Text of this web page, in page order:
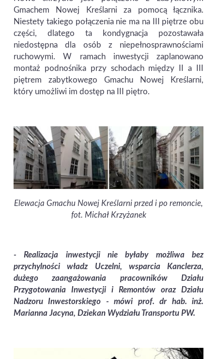
Gmachem Nowej Kreślarni za pomocą łącznika.
Niestety takiego połączenia nie ma na III piętrze obu
części, dlatego ta kondygnacja pozostawała
niedostępna dla osób z niepełnosprawnościami
ruchowymi. W ramach inwestycji zaplanowano
montaż podnośnika przy schodach między II a III
piętrem zabytkowego Gmachu Nowej Kreślarni,
który umożliwi im dostęp na III piętro.
Elewacja Gmachu Nowej Kreślarni przed i po remoncie,
fot. Michał Krzyżanek
-Realizacja inwestycji nie byłaby możliwa bez
przychylności władz Uczelni, wsparcia Kanclerza,
dużego zaangażowania pracowników Działu
Przygotowania Inwestycji i Remontów oraz Działu
Nadzoru Inwestorskiego - mówi prof. dr hab. inż.
Marianna Jacyna, Dziekan Wydziału Transportu PW.